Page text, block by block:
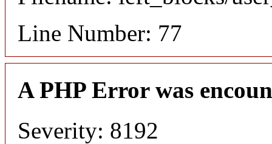
Line Number: 77
A PHP Error was
Severity: 8192